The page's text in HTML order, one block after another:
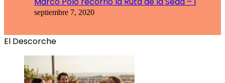
septiembre 7, 2020
El Descorche